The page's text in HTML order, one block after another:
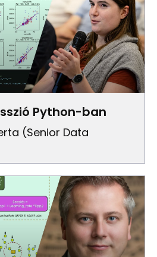
Python-ban
(senior Data